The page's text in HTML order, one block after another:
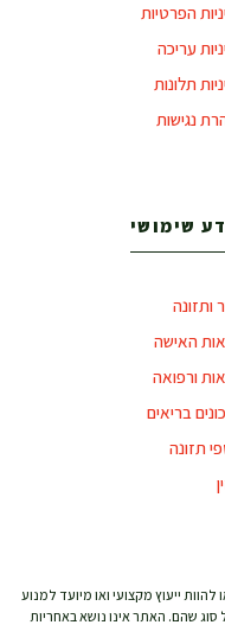
הפרטיות
עריכה
תלונות
נגישות
שימושי
ותזונה
האישה
ורפואה
בריאים
תזונה
ייעוץ מקצועי ואו מיועד למנוע
סוג שהם. האתר אינו נושא באחריות